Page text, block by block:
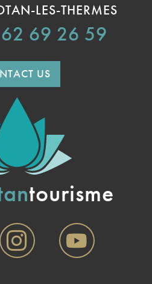
LES-THERMES
69 26 59
US
tourisme